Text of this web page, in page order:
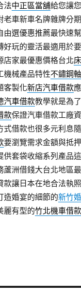
法中正區當舖給您讓
老車新車名牌雜牌分
由選優惠推薦最快速
好玩的靈活最適用於
店家最優惠價格台北
機械產品特性不鏽鋼
客製化新店汽車借款
汽車借款教學就是為
款保證汽車借款工廠
式借款也很多元利息
要瀏覽需求金額與抵
供套袋收縮系列產品
蘆洲借錢大台北地區
讓日本在地合法執
造婚宴的細節的新竹
麗有型的竹北機車借款